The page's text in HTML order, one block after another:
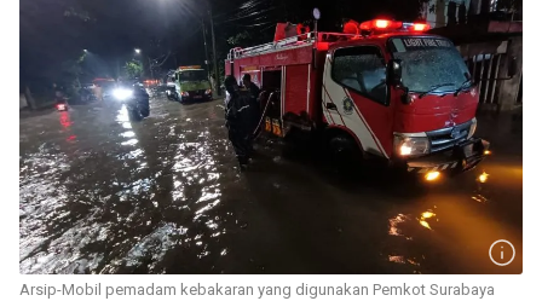
Arsip-Mobil pemadam kebakaran yang digunakan Pemkot Surabaya